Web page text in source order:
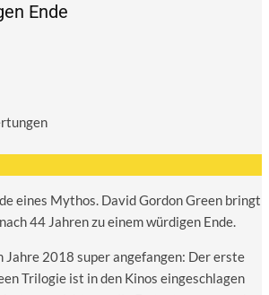
Ende
eines Mythos. David Gor­don Green bringt
44 Jah­ren zu einem wür­di­gen Ende.
Jah­re 2018 super ange­fan­gen: Der ers­te
Tri­lo­gie ist in den Kinos ein­ge­schla­gen